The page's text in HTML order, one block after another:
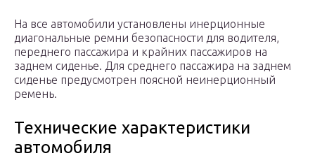
На все автомобили установлены инерционные
диагональные ремни безопасности для водителя,
переднего пассажира и крайних пассажиров на
заднем сиденье. Для среднего пассажира на заднем
сиденье предусмотрен поясной неинерционный
ремень.
Технические характеристики
автомобиля